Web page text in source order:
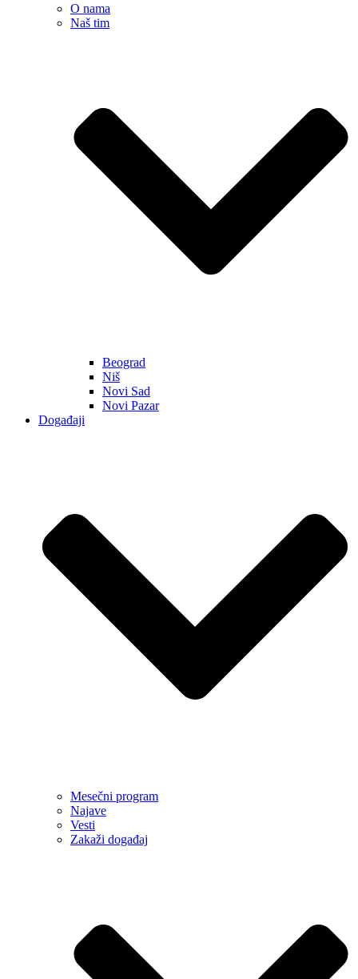
O nama
Naš tim
Beograd
Niš
Novi Sad
Novi Pazar
Događaji
Mesečni program
Najave
Vesti
Zakaži događaj